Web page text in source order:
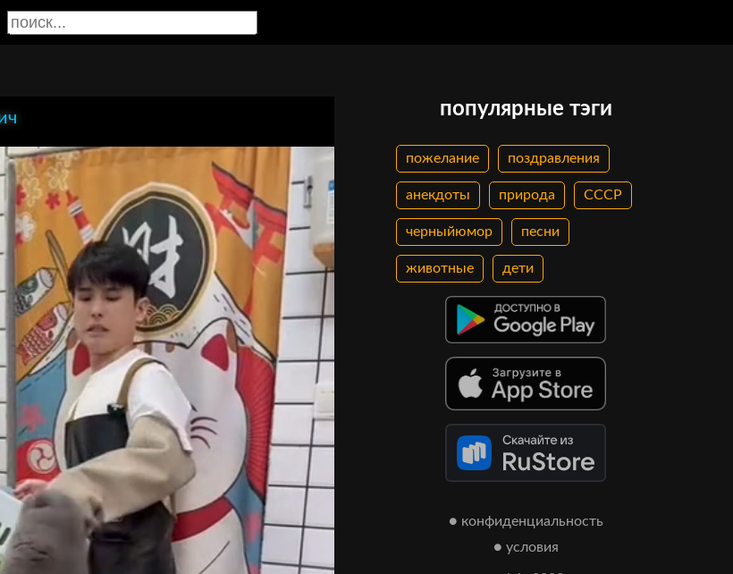
популярные тэги
пожелание поздравления
анекдоты природа СССР
черныйюмор песни
животные дети
● конфиденциальность
● условия